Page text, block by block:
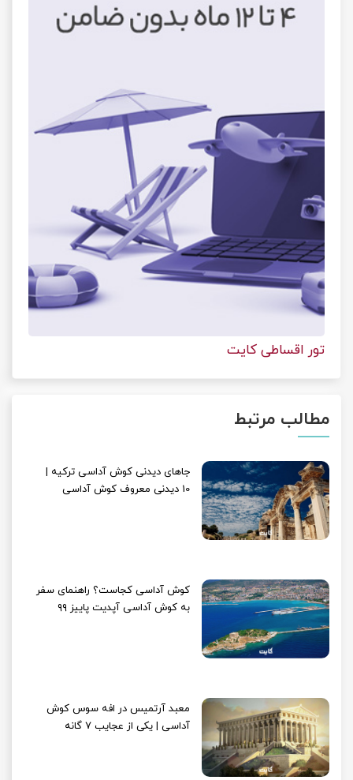
تور اقساطی کایت
مطالب مرتبط
جاهای دیدنی کوش آداسی ترکیه |
10 دیدنی معروف کوش آداسی
کوش آداسی کجاست؟ راهنمای سفر
به کوش آداسی آپدیت پاییز ۹۹
معبد آرتمیس در افه سوس کوش
آداسی | یکی از عجایب 7 گانه